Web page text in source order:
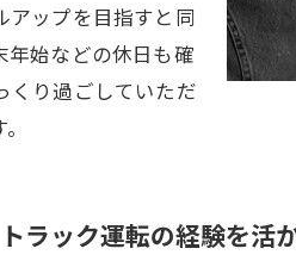
ップを目指すと同
年始などの休日も確
くり過ごしていただ
トラック運転の経験を活